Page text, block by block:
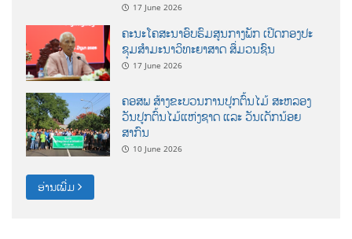
17 June 2026
ຄະນະໂຄສະນາອົບຮົມສູນກາງພັກ ເປີດກອງປະ
ຊຸມສຳມະນາວິທະຍາສາດ ສຶ່ມວນຊົນ
17 June 2026
ຄອສພ ສ້າງຂະບວນການປູກຕົ້ນໄມ້ ສະຫລອງ
ວັນປູກຕົ້ນໄມ້ແຫ່ງຊາດ ແລະ ວັນເດັກນ້ອຍ
ສາກົນ
10 June 2026
ອ່ານເພີ່ມ